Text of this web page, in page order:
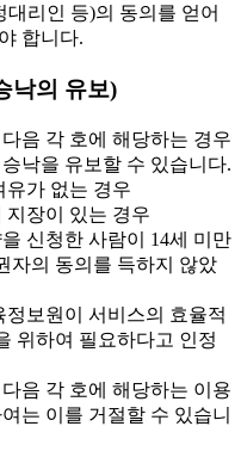
대리인 등)의 동의를 얻어
합니다.
낙의 유보)
음 각 호에 해당하는 경우
낙을 유보할 수 있습니다.
유가 없는 경우
지장이 있는 경우
신청한 사람이 14세 미만
자의 동의를 득하지 않았
정보원이 서비스의 효율적
위하여 필요하다고 인정
음 각 호에 해당하는 이용
는 이를 거절할 수 있습니